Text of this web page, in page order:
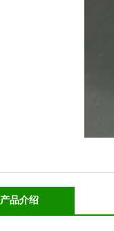
产品介绍